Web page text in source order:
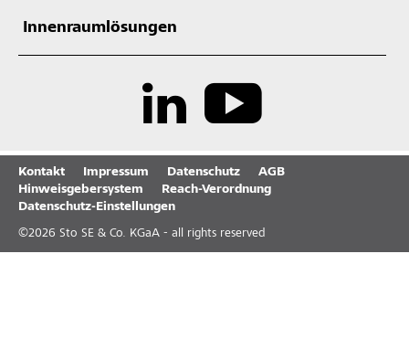
Innenraumlösungen
Kontakt Impressum Datenschutz
AGB
Hinweisgebersystem
Reach-Verordnung
Datenschutz-Einstellungen
©2026 Sto SE & Co. KGaA - all rights reserved